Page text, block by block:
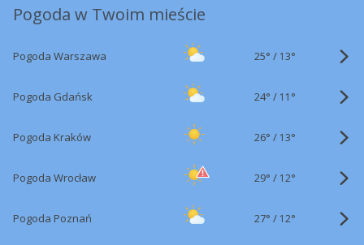
Pogoda w Twoim mieście
Pogoda Warszawa 25° / 13°
Pogoda Gdańsk 24° / 11°
Pogoda Kraków 26° / 13°
Pogoda Wrocław 29° / 12°
Pogoda Poznań 27° / 12°